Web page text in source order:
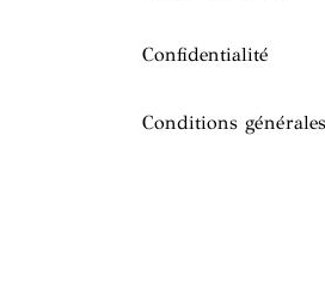
Confidentialité
Conditions